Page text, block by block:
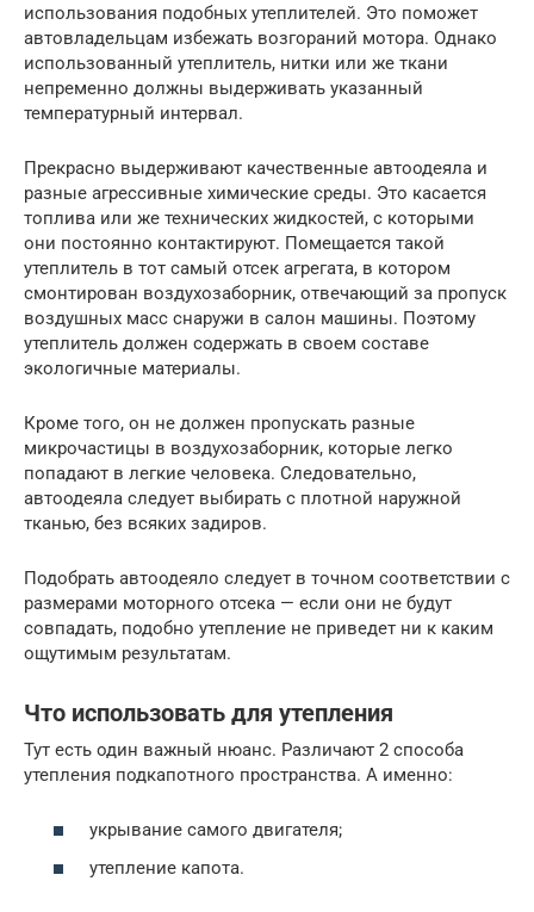
использования подобных утеплителей. Это поможет
автовладельцам избежать возгораний мотора. Однако
использованный утеплитель, нитки или же ткани
непременно должны выдерживать указанный
температурный интервал.
Прекрасно выдерживают качественные автоодеяла и
разные агрессивные химические среды. Это касается
топлива или же технических жидкостей, с которыми
они постоянно контактируют. Помещается такой
утеплитель в тот самый отсек агрегата, в котором
смонтирован воздухозаборник, отвечающий за пропуск
воздушных масс снаружи в салон машины. Поэтому
утеплитель должен содержать в своем составе
экологичные материалы.
Кроме того, он не должен пропускать разные
микрочастицы в воздухозаборник, которые легко
попадают в легкие человека. Следовательно,
автоодеяла следует выбирать с плотной наружной
тканью, без всяких задиров.
Подобрать автоодеяло следует в точном соответствии с
размерами моторного отсека — если они не будут
совпадать, подобно утепление не приведет ни к каким
ощутимым результатам.
Что использовать для утепления
Тут есть один важный нюанс. Различают 2 способа
утепления подкапотного пространства. А именно:
укрывание самого двигателя;
утепление капота.